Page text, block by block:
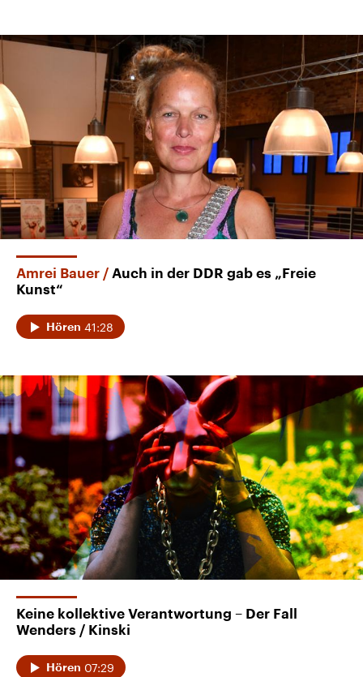
Amrei Bauer
Auch in der DDR gab es „Freie
Kunst“
Hören 41:28
Keine kollektive Verantwortung – Der Fall
Wenders / Kinski
Hören 07:29